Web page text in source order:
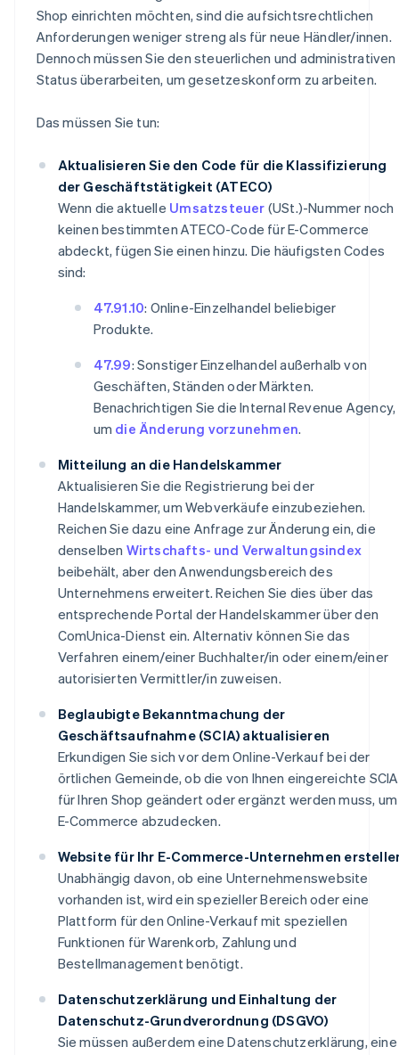
Shop einrichten möchten, sind die aufsichtsrechtlichen
Anforderungen weniger streng als für neue Händler/innen.
Dennoch müssen Sie den steuerlichen und administrativen
Status überarbeiten, um gesetzeskonform zu arbeiten.
Das müssen Sie tun:
Aktualisieren Sie den Code für die Klassifizierung
der Geschäftstätigkeit (ATECO)
Wenn die aktuelle Umsatzsteuer (USt.)-Nummer noch
keinen bestimmten ATECO-Code für E-Commerce
abdeckt, fügen Sie einen hinzu. Die häufigsten Codes
sind:
47.91.10: Online-Einzelhandel beliebiger
Produkte.
47.99: Sonstiger Einzelhandel außerhalb von
Geschäften, Ständen oder Märkten.
Benachrichtigen Sie die Internal Revenue Agency,
um die Änderung vorzunehmen.
Mitteilung an die Handelskammer
Aktualisieren Sie die Registrierung bei der
Handelskammer, um Webverkäufe einzubeziehen.
Reichen Sie dazu eine Anfrage zur Änderung ein, die
denselben Wirtschafts- und Verwaltungsindex
beibehält, aber den Anwendungsbereich des
Unternehmens erweitert. Reichen Sie dies über das
entsprechende Portal der Handelskammer über den
ComUnica-Dienst ein. Alternativ können Sie das
Verfahren einem/einer Buchhalter/in oder einem/einer
autorisierten Vermittler/in zuweisen.
Beglaubigte Bekanntmachung der
Geschäftsaufnahme (SCIA) aktualisieren
Erkundigen Sie sich vor dem Online-Verkauf bei der
örtlichen Gemeinde, ob die von Ihnen eingereichte SCIA
für Ihren Shop geändert oder ergänzt werden muss, um
E-Commerce abzudecken.
Website für Ihr E-Commerce-Unternehmen
Unabhängig davon, ob eine Unternehmenswebsite
vorhanden ist, wird ein spezieller Bereich oder eine
Plattform für den Online-Verkauf mit speziellen
Funktionen für Warenkorb, Zahlung und
Bestellmanagement benötigt.
Datenschutzerklärung und Einhaltung der
Datenschutz-Grundverordnung (DSGVO)
Sie müssen außerdem eine Datenschutzerklärung, eine